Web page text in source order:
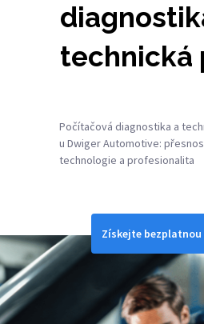
technická
Počítačová diagnostika a
u Dwiger Automotive:
technologie a profesionalita
Získejte